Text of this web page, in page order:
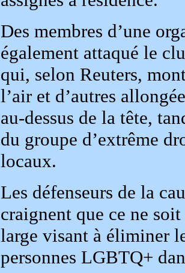
Des membres d’une
également attaqué le
qui, selon Reuters,
l’air et d’autres
au-dessus de la tête,
du groupe d’extrême
locaux.
Les défenseurs de la
craignent que ce ne
large visant à éliminer
personnes LGBTQ+